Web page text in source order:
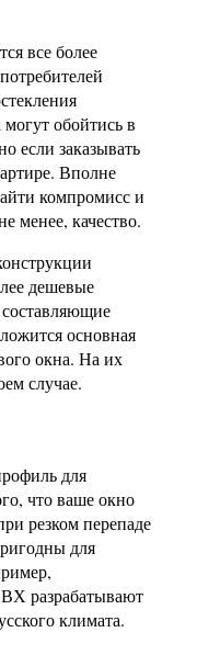
все более
обойтись в
если заказывать
Вполне
компромисс и
менее, качество.
дешевые
основная
окна. На их
случае.
для
что ваше окно
резком перепаде
для
разрабатывают
климата.